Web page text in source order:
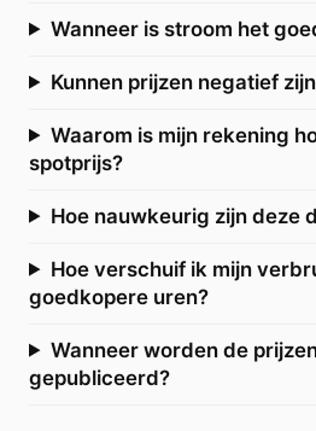
Wanneer is stroom het
Kunnen prijzen negatief
Waarom is mijn rekening
spotprijs?
Hoe nauwkeurig zijn deze
Hoe verschuif ik mijn
goedkopere uren?
Wanneer worden de
gepubliceerd?